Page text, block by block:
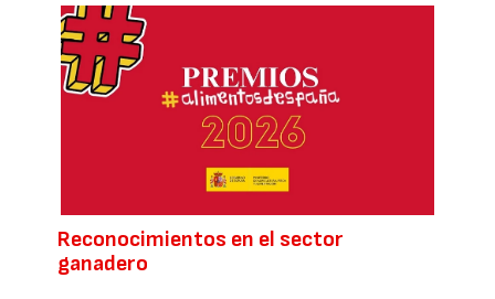
Reconocimientos en el sector
ganadero